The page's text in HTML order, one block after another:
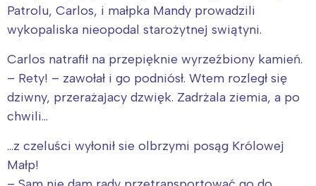
Patrolu, Carlos, i małpka Mandy prowadzili
wykopaliska nieopodal starożytnej swiątyni.
Carlos natrafił na przepięknie wyrzeźbiony kamień.
– Rety! – zawołał i go podniósł. Wtem rozległ się
dziwny, przerażajacy dzwięk. Zadrżala ziemia, a po
chwili…
…z czeluści wyłonił sie olbrzymi posąg Królowej
Małp!